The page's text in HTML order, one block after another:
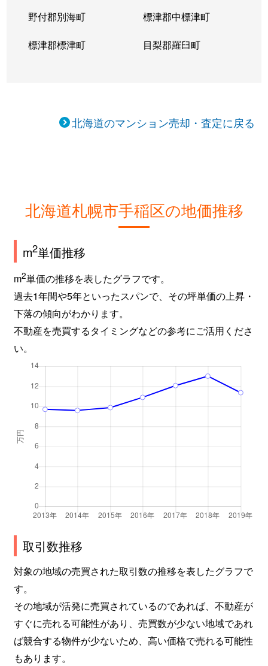
野付郡別海町 標津郡中標津町
標津郡標津町 目梨郡羅臼町
北海道のマンション売却・査定に戻る
北海道札幌市手稲区の地価推移
m2単価推移
m2単価の推移を表したグラフです。
過去1年間や5年といったスパンで、その坪単価の上昇・
下落の傾向がわかります。
不動産を売買するタイミングなどの参考にご活用くださ
い。
取引数推移
対象の地域の売買された取引数の推移を表したグラフで
す。
その地域が活発に売買されているのであれば、不動産が
すぐに売れる可能性があり、売買数が少ない地域であれ
ば競合する物件が少ないため、高い価格で売れる可能性
もあります。